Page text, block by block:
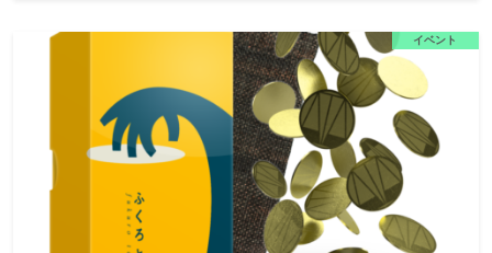
イベント